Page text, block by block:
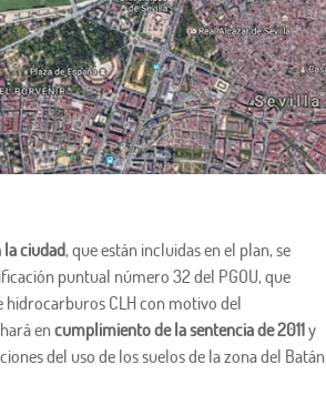
la ciudad, que están incluidas en el plan, se
puntual número 32 del PGOU, que
hidrocarburos CLH con motivo del
encumplimiento de la sentencia de 2011y
del uso de los suelos de la zona del Batán